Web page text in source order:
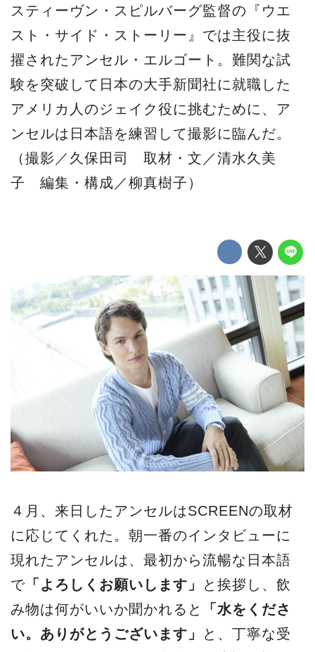
スティーヴン・スピルバーグ監督の『ウエ
スト・サイド・ストーリー』では主役に抜
擢されたアンセル・エルゴート。難関な試
験を突破して日本の大手新聞社に就職した
アメリカ人のジェイク役に挑むために、ア
ンセルは日本語を練習して撮影に臨んだ。
（撮影／久保田司 取材・文／清水久美
子 編集・構成／柳真樹子）
４月、来日したアンセルはSCREENの取材
に応じてくれた。朝一番のインタビューに
現れたアンセルは、最初から流暢な日本語
で「よろしくお願いします」
と挨拶し、飲
み物は何がいいか聞かれると
「水をくださ
い。ありがとうございます」
と、丁寧な受